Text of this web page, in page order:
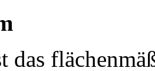
das